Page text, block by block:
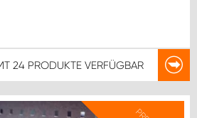
24 PRODUKTE VERFÜGBAR